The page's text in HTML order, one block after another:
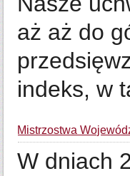
aż aż do
indeks, w
Mistrzostwa
W dniach